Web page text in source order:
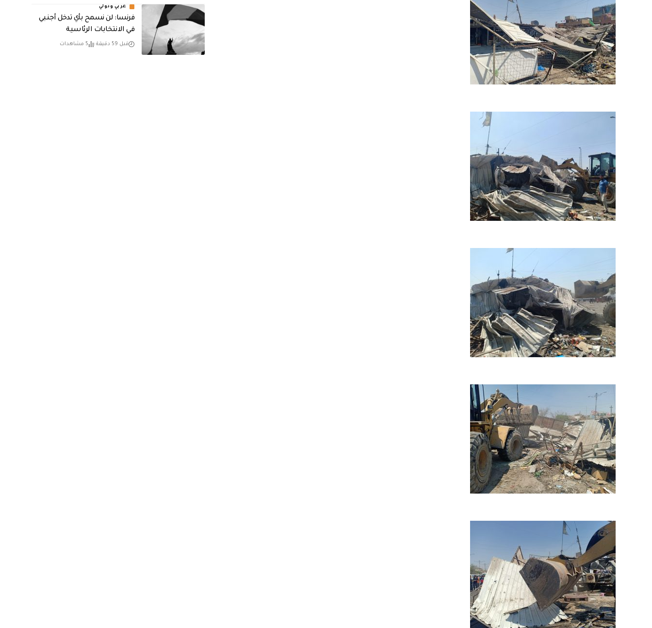
عربي ودولي
فرنسا: لن نسمح بأي تدخل أجنبي
في الانتخابات الرئاسية
قبل 59 دقيقة 5 مشاهدات